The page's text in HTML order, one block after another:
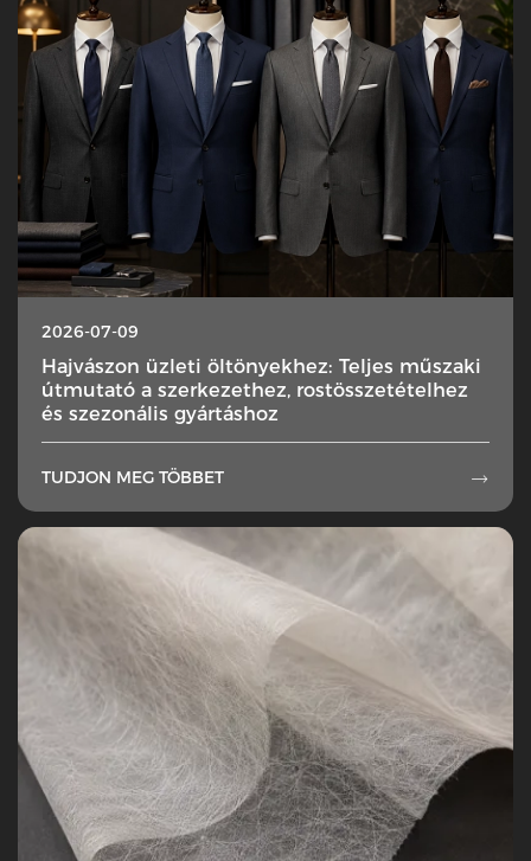
2026-07-09
Hajvászon üzleti öltönyekhez: Teljes műszaki
útmutató a szerkezethez, rostösszetételhez
és szezonális gyártáshoz
TUDJON MEG TÖBBET 